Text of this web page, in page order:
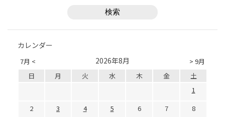
カレンダー
7月 < > 9月
2026年8月
日 月 火 水 木 金
土
1
2
3 4 5 6 7
8